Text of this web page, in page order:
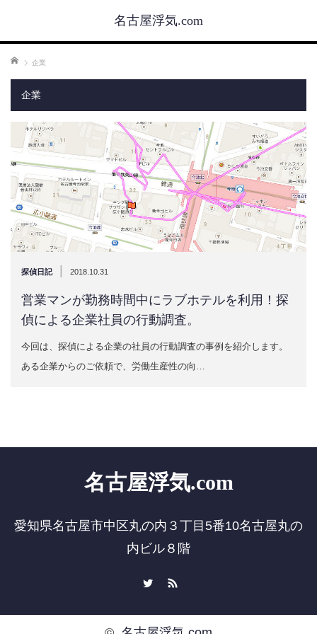
名古屋浮気.com
ホーム 企業
企業
探偵日記 | 2018.10.31
営業マンが勤務時間中にラブホテルを利用！探
偵による企業社員の行動調査。
今回は、探偵による企業の社員の行動調査の事例を紹介します。
ある企業からのご依頼で、労働生産性の向…
名古屋浮気.com
愛知県名古屋市中区丸の内３丁目5番10名古屋丸の
内ビル８階